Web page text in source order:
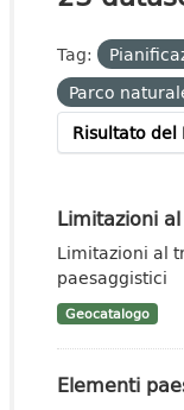
Tag:
Parco
Risultato del
Limitazioni
Limitazioni al
paesaggistici
Geocatalogo
Elementi